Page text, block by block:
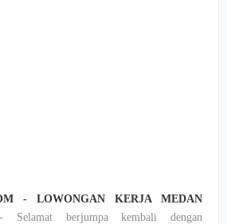
- LOWONGAN KERJA MEDAN
berjumpa kembali dengan